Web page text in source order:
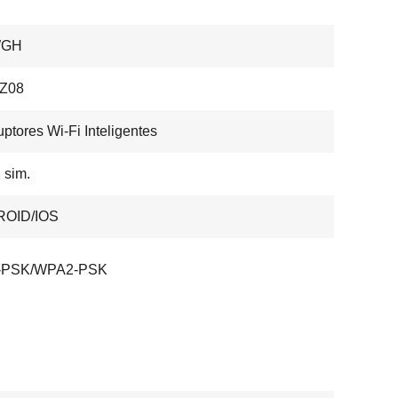
Wi-Fi Inteligentes
sim.
IOS
WPA2-PSK